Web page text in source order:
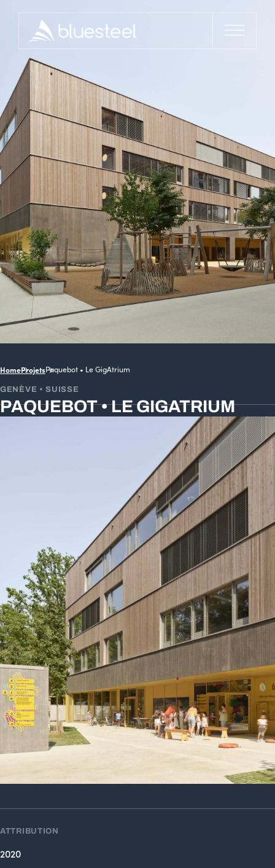
HomeProjetsPaquebot • Le GigAtrium
GENÈVE • SUISSE
PAQUEBOT • LE GIGATRIUM
ATTRIBUTION
2020